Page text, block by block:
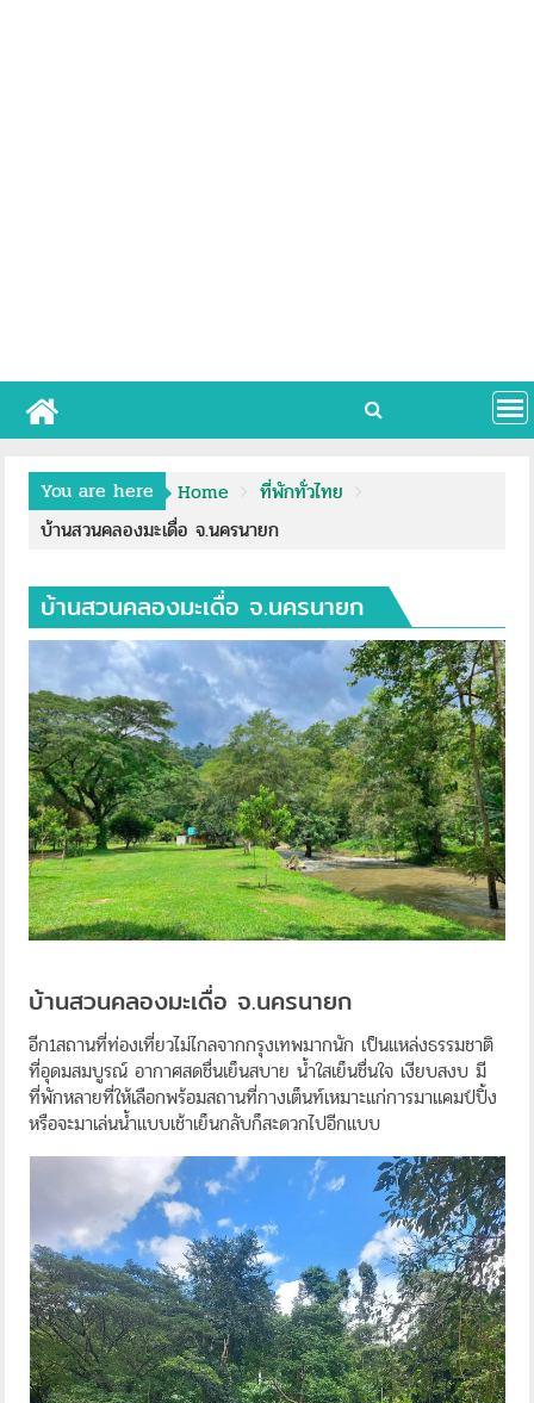
You are here Home
ที่พักทั่วไทย
บ้านสวนคลองมะเดื่อ จ.นครนายก
บ้านสวนคลองมะเดื่อ จ.นครนายก
บ้านสวนคลองมะเดื่อ จ.นครนายก
อีก1สถานที่ท่องเที่ยวไม่ไกลจากกรุงเทพมากนัก เป็นแหล่งธรรมชาติ
ที่อุดมสมบูรณ์ อากาศสดชื่นเย็นสบาย น้ำใสเย็นชื่นใจ เงียบสงบ มี
ที่พักหลายที่ให้เลือกพร้อมสถานที่กางเต็นท์เหมาะแก่การมาแคมป์ปิ้ง
หรือจะมาเล่นน้ำแบบเช้าเย็นกลับก็สะดวกไปอีกแบบ